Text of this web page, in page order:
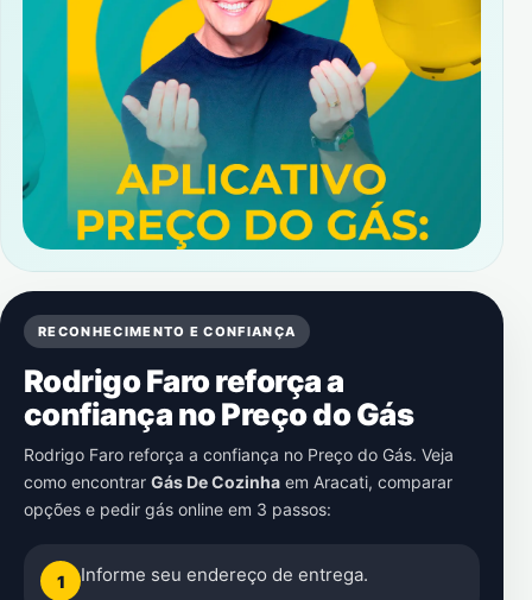
RECONHECIMENTO E CONFIANÇA
Rodrigo Faro reforça a
confiança no Preço do Gás
Rodrigo Faro reforça a confiança no Preço do Gás. Veja
como encontrar Gás De Cozinha em Aracati, comparar
opções e pedir gás online em 3 passos:
1 Informe seu endereço de entrega.